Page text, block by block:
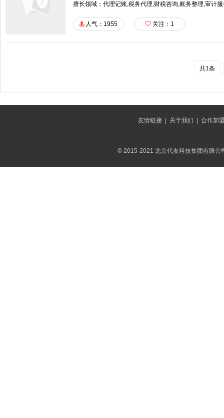
擅长领域：代理记账,税务代理,财税咨询,账务整理,审计
人气：1955 关注： 1
共1条
友情链接| 关于我们 合作加
© 2015-2021 北京代友科技集团有限